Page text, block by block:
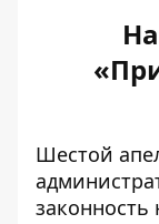
Шестой